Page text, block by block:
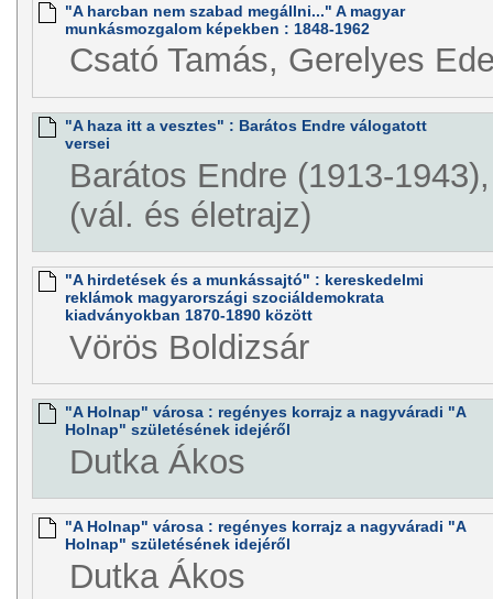
"A harcban nem szabad megállni..." A magyar
munkásmozgalom képekben : 1848-1962
Csató Tamás, Gerelyes
"A haza itt a vesztes" : Barátos Endre válogatott
versei
Barátos Endre (1913-
(vál. és életrajz)
"A hirdetések és a munkássajtó" : kereskedelmi
reklámok magyarországi szociáldemokrata
kiadványokban 1870-1890 között
Vörös Boldizsár
"A Holnap" városa : regényes korrajz a nagyváradi "A
Holnap" születésének idejéről
Dutka Ákos
"A Holnap" városa : regényes korrajz a nagyváradi "A
Holnap" születésének idejéről
Dutka Ákos